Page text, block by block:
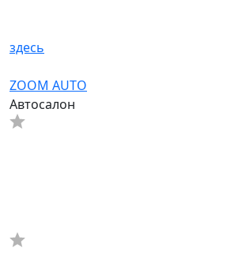
здесь
ZOOM AUTO
Автосалон